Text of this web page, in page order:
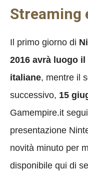
Streaming
Il primo giorno di
2016 avrà luogo
italiane, mentre il
successivo, 15
Gamempire.it
presentazione
novità minuto per
disponibile qui di